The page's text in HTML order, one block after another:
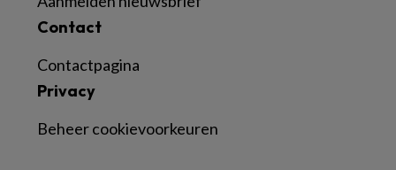
Contact
Contactpagina
Privacy
Beheer cookievoorkeuren